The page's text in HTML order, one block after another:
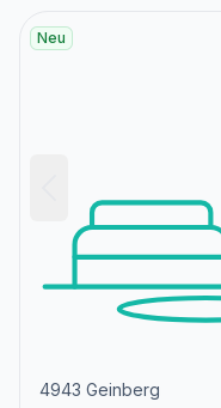
Neu
4943 Geinberg